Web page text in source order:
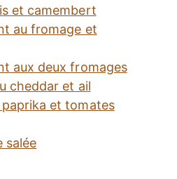
et camembert
au fromage et
aux deux fromages
cheddar et ail
paprika et tomates
salée